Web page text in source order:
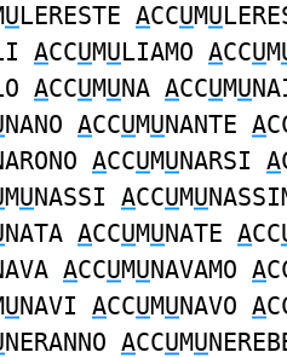
ULERESTE ACCUMU
ACCUMULIAMO ACCUM
ACCUMUNA ACCUMU
NANO ACCUMUNANTE A
ACCUMUNARSI A
MUNASSI ACCUMU
NATA ACCUMUNATE ACC
ACCUMUNAVAMO A
UNAVI ACCUMUNAVO A
NERANNO ACCUMU